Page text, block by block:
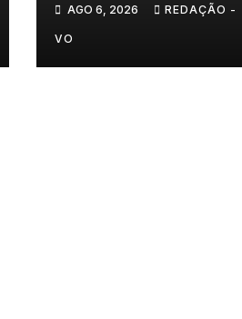
𝐂𝐨𝐯𝐚𝐬
AGO 6, 2026 REDAÇÃO -
VO